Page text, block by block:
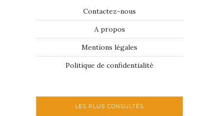
Contactez-nous
A propos
Mentions légales
Politique de confidentialité
LES PLUS CONSULTÉS